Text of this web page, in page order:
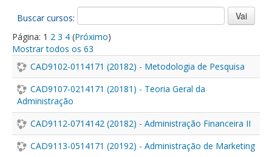
Buscar cursos:
Página: 1 2 3 4 (Próximo)
Mostrar todos os 63
CAD9102-0114171 (20182) - Metodologia de Pesquisa
CAD9107-0214171 (20181) - Teoria Geral da
Administração
CAD9112-0714142 (20182) - Administração Financeira II
CAD9113-0514171 (20192) - Administração de Marketing